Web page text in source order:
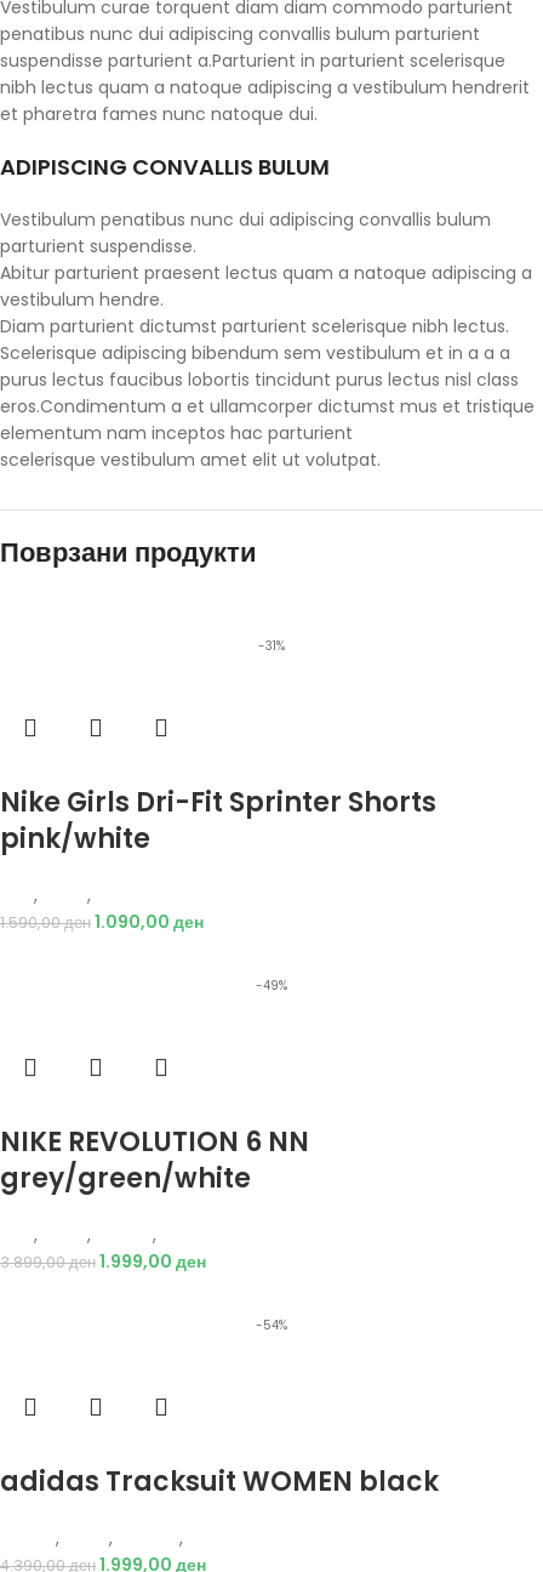
Vestibulum curae torquent diam diam commodo parturient
penatibus nunc dui adipiscing convallis bulum parturient
suspendisse parturient a.Parturient in parturient scelerisque
nibh lectus quam a natoque adipiscing a vestibulum hendrerit
et pharetra fames nunc natoque dui.
ADIPISCING CONVALLIS BULUM
Vestibulum penatibus nunc dui adipiscing convallis bulum
parturient suspendisse.
Abitur parturient praesent lectus quam a natoque adipiscing a
vestibulum hendre.
Diam parturient dictumst parturient scelerisque nibh lectus.
Scelerisque adipiscing bibendum sem vestibulum et in a a a
purus lectus faucibus lobortis tincidunt purus lectus nisl class
eros.Condimentum a et ullamcorper dictumst mus et tristique
elementum nam inceptos hac parturient
scelerisque vestibulum amet elit ut volutpat.
Поврзани продукти
-31%
Nike Girls Dri-Fit Sprinter Shorts
pink/white
, ,
1.590,00ден1.090,00 ден
-49%
NIKE REVOLUTION 6 NN
grey/green/white
, , ,
3.899,00ден1.999,00 ден
-54%
adidas Tracksuit WOMEN black
, , ,
4.390,00ден1.999,00 ден